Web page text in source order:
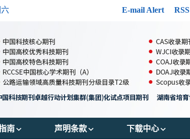
E-mail Alert RSS
南 声明条款 下载中心